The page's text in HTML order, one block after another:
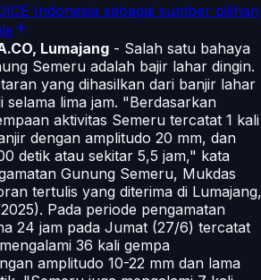
Indonesia sebagai sumber pilihan
Lumajang - Salah satu bahaya
Semeru adalah bajir lahar dingin.
yang dihasilkan dari banjir lahar
selama lima jam. "Berdasarkan
aktivitas Semeru tercatat 1 kali
dengan amplitudo 20 mm, dan
detik atau sekitar 5,5 jam," kata
Gunung Semeru, Mukdas
tertulis yang diterima di Lumajang,
Pada periode pengamatan
24 jam pada Jumat (27/6) tercatat
36 kali gempa
amplitudo 10-22 mm dan lama